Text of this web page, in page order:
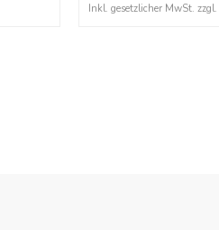
Inkl. gesetzlicher MwSt. zzgl.